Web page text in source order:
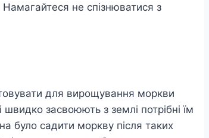
не спізнюватися з
для вирощування моркви
засвоюють з землі потрібні їм
було садити моркву після таких